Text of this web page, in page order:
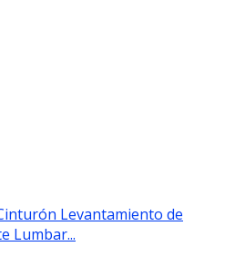
Levantamiento de
Lumbar...